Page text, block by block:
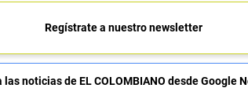
Regístrate a nuestro newsletter
las noticias de EL COLOMBIANO desde Google